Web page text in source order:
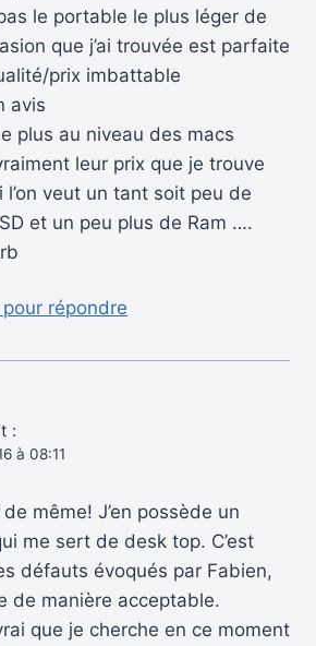
le portable le plus léger de
que j’ai trouvée est parfaite
prix imbattable
avis
plus au niveau des macs
leur prix que je trouve
veut un tant soit peu de
et un peu plus de Ram ….
répondre
:
à 08:11
même! J’en possède un
me sert de desk top. C’est
défauts évoqués par Fabien,
de manière acceptable.
que je cherche en ce moment